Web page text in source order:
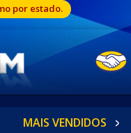
por estado.
MAIS VENDIDOS